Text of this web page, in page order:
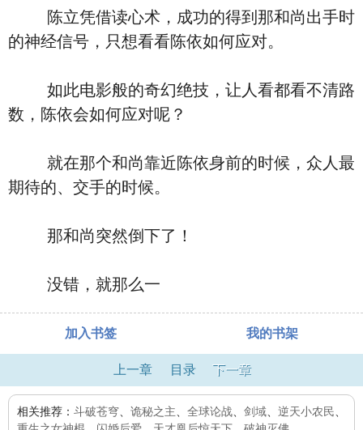
陈立凭借读心术，成功的得到那和尚出手时
的神经信号，只想看看陈依如何应对。
如此电影般的奇幻绝技，让人看都看不清路
数，陈依会如何应对呢？
就在那个和尚靠近陈依身前的时候，众人最
期待的、交手的时候。
那和尚突然倒下了！
没错，就那么一
加入书签 我的书架
上一章 目录 下一章
相关推荐： 斗破苍穹 诡秘之主 全球论战 剑域 逆天小农民